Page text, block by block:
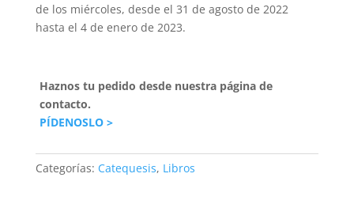
de los miércoles, desde el 31 de agosto de 2022
hasta el 4 de enero de 2023.
Haznos tu pedido desde nuestra página de
contacto.
PÍDENOSLO >
Categorías: Catequesis, Libros